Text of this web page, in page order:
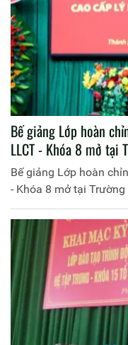
Bế giảng Lớp hoàn
LLCT - Khóa 8 mở tại
Bế giảng Lớp hoàn
- Khóa 8 mở tại